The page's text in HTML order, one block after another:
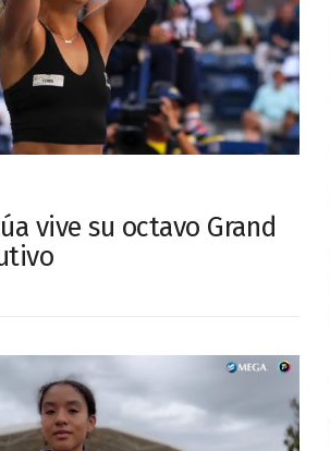
vive su octavo Grand